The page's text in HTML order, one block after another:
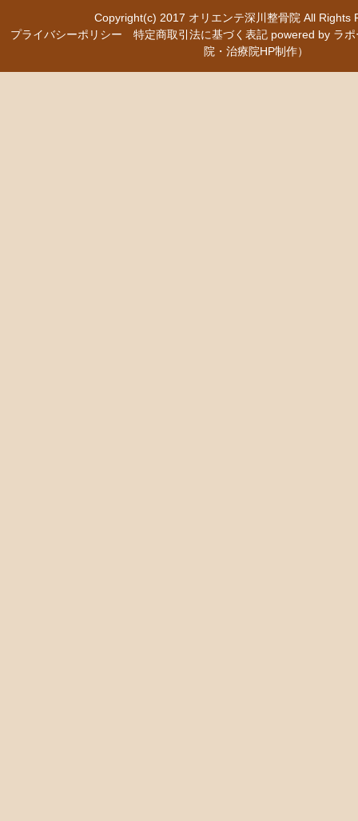
Copyright(c) 2017 オリエンテ深川整骨院 All
プライバシーポリシー
特定商取引法に基づく表記 powered by ラ
院・治療院HP制作）